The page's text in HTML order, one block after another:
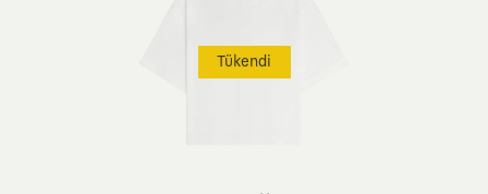
Tükendi